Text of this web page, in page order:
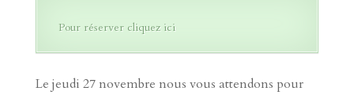
Pour réserver cliquez ici
Le jeudi 27 novembre nous vous attendons pour